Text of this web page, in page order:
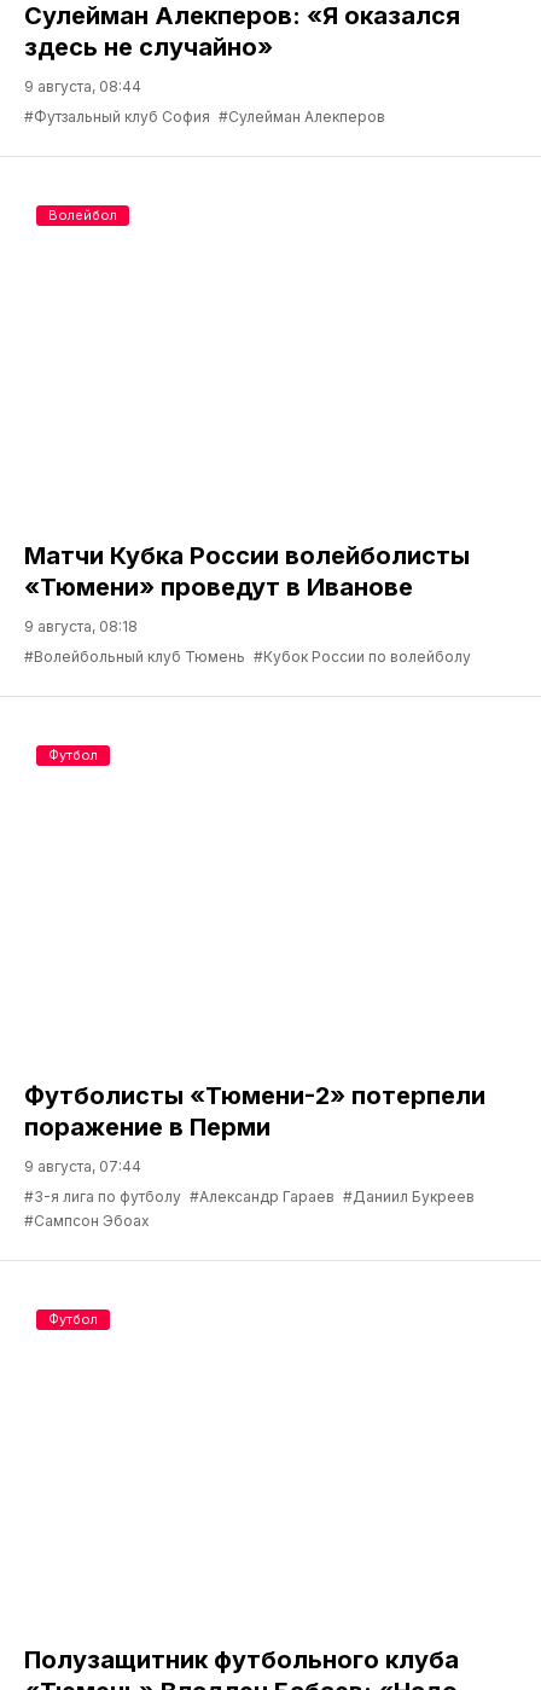
Сулейман Алекперов: «Я оказался
здесь не случайно»
9 августа, 08:44
#Футзальный клуб София #Сулейман Алекперов
Матчи Кубка России волейболисты
«Тюмени» проведут в Иванове
9 августа, 08:18
#Волейбольный клуб Тюмень #Кубок России по волейболу
Волейбол
Футболисты «Тюмени-2» потерпели
поражение в Перми
9 августа, 07:44
#3-я лига по футболу #Александр Гараев #Даниил Букреев
#Сампсон Эбоах
Футбол
Полузащитник футбольного клуба
Футбол